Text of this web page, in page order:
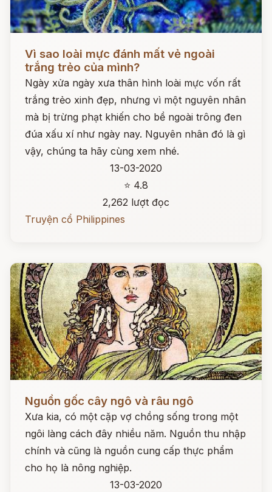
Vì sao loài mực đánh mất vẻ ngoài
trắng trẻo của mình?
Ngày xửa ngày xưa thân hình loài mực vốn rất
trắng trẻo xinh đẹp, nhưng vì một nguyên nhân
mà bị trừng phạt khiến cho bề ngoài trông đen
đúa xấu xí như ngày nay. Nguyên nhân đó là gì
vậy, chúng ta hãy cùng xem nhé.
13-03-2020
⭐ 4.8
2,262 lượt đọc
Truyện cổ Philippines
Đọc ngay
Nguồn gốc cây ngô và râu ngô
Xưa kia, có một cặp vợ chồng sống trong một
ngôi làng cách đây nhiều năm. Nguồn thu nhập
chính và cũng là nguồn cung cấp thực phẩm
cho họ là nông nghiệp.
13-03-2020